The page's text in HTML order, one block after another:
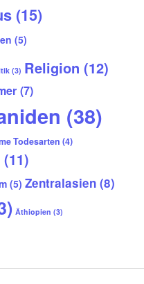
(15)
(5)
(3) Religion (12)
(7)
(38)
Todesarten (4)
(11)
(5) Zentralasien (8)
Äthiopien (3)